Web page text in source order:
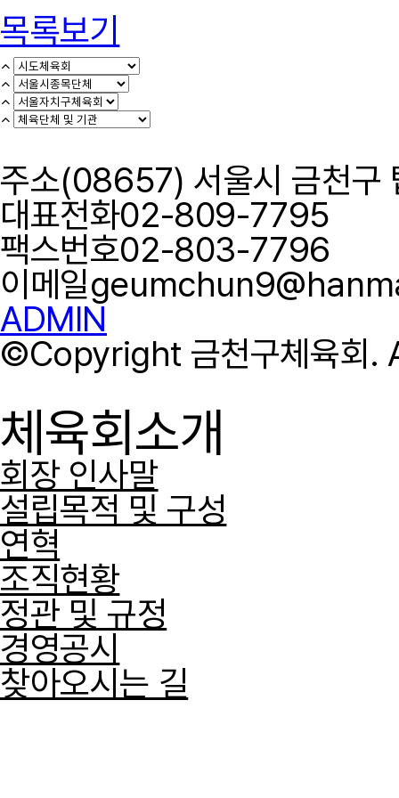
목록보기
주소(08657) 서울시 금천구
대표전화02-809-7795
팩스번호02-803-7796
이메일
ADMIN
©Copyright 금천구체육회.
체육회소개
회장 인사말
설립목적 및 구성
연혁
조직현황
정관 및 규정
경영공시
찾아오시는 길